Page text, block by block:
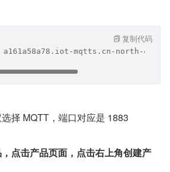
a161a58a78.iot-mqtts.cn-north-
复制代码
择 MQTT，端口对应是 1883
点击产品页面，点击右上角创建产